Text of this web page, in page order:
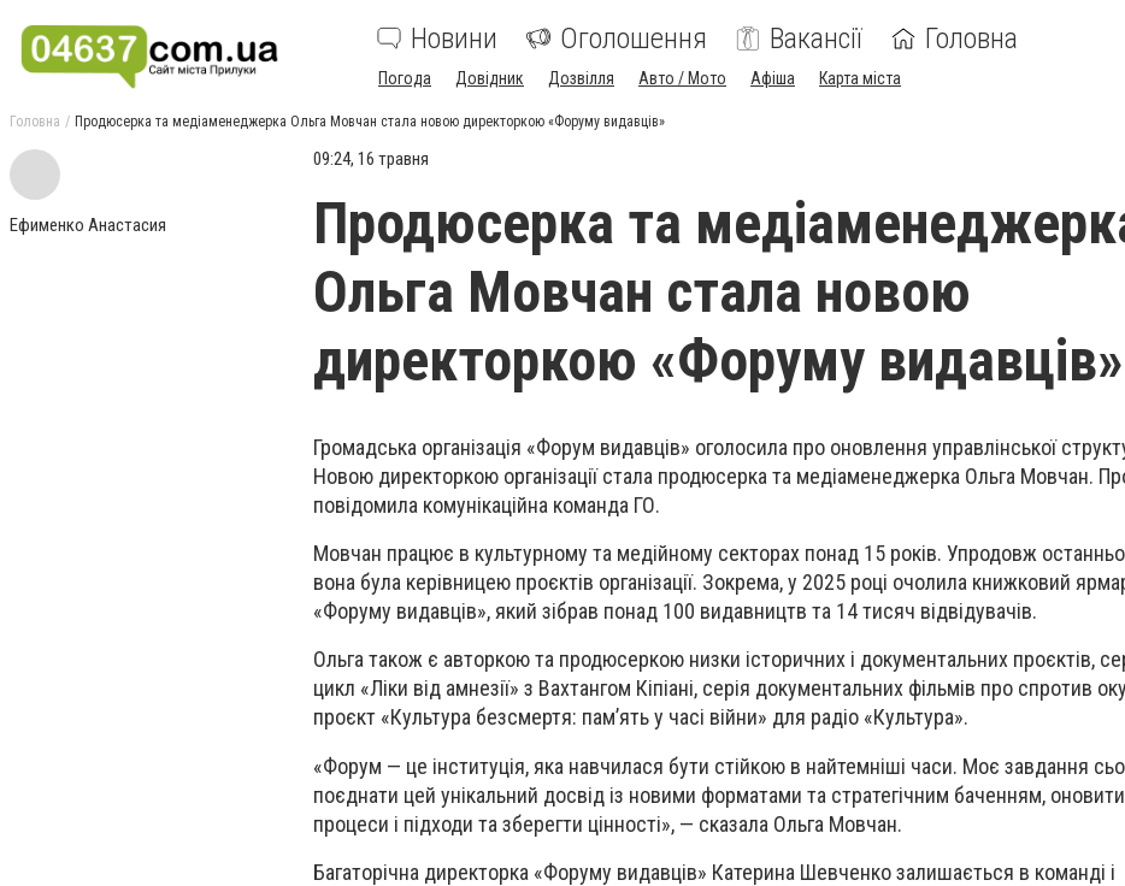
Новини Оголошення Вакансії Головна
Погода Довідник Дозвілля Авто / Мото Афіша Карта міста
Головна Продюсерка та медіаменеджерка Ольга Мовчан стала новою директоркою «Форуму видавців»
Ефименко Анастасия
09:24, 16 травня
Продюсерка та
Ольга Мовчан стала новою
директоркою «Форуму видавців»
Громадська організація «Форум видавців» оголосила про оновлення управлінської
Новою директоркою організації стала продюсерка та медіаменеджерка Ольга Мовчан.
повідомила комунікаційна команда ГО.
Мовчан працює в культурному та медійному секторах понад 15 років. Упродовж
вона була керівницею проєктів організації. Зокрема, у 2025 році очолила книжковий
«Форуму видавців», який зібрав понад 100 видавництв та 14 тисяч відвідувачів.
Ольга також є авторкою та продюсеркою низки історичних і документальних проєктів,
цикл «Ліки від амнезії» з Вахтангом Кіпіані, серія документальних фільмів про спротив
проєкт «Культура безсмертя: пам’ять у часі війни» для радіо «Культура».
«Форум — це інституція, яка навчилася бути стійкою в найтемніші часи. Моє завдання
поєднати цей унікальний досвід із новими форматами та стратегічним баченням, оновити
процеси і підходи та зберегти цінності», — сказала Ольга Мовчан.
Багаторічна директорка «Форуму видавців» Катерина Шевченко залишається в команді і